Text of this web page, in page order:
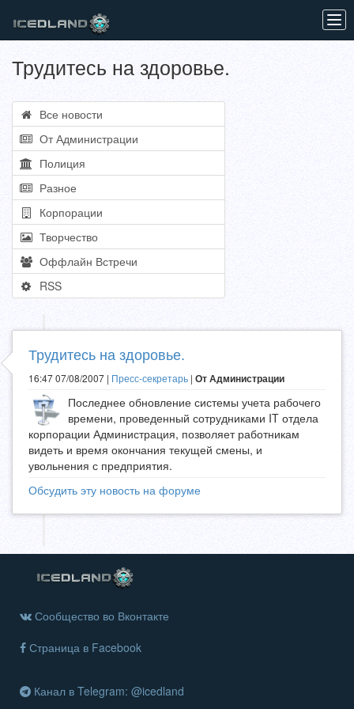
Трудитесь на здоровье.
Все новости
От Администрации
Полиция
Разное
Корпорации
Творчество
Оффлайн Встречи
RSS
Трудитесь на здоровье.
16:47 07/08/2007 | Пресс-секретарь | От Администрации
Последнее обновление системы учета рабочего
времени, проведенный сотрудниками IT отдела
корпорации Администрация, позволяет работникам
видеть и время окончания текущей смены, и
увольнения с предприятия.
Обсудить эту новость на форуме
Сообщество во Вконтакте
Страница в Facebook
Канал в Telegram: @icedland